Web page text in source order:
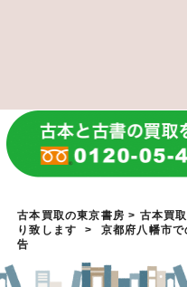
古本買取の東京書房 > 古本買
り致します
>
京都府八幡市
告